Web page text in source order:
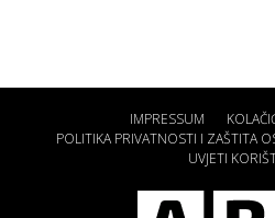
IMPRESSUM
POLITIKA PRIVATNOSTI I ZAŠTITA
UVJETI